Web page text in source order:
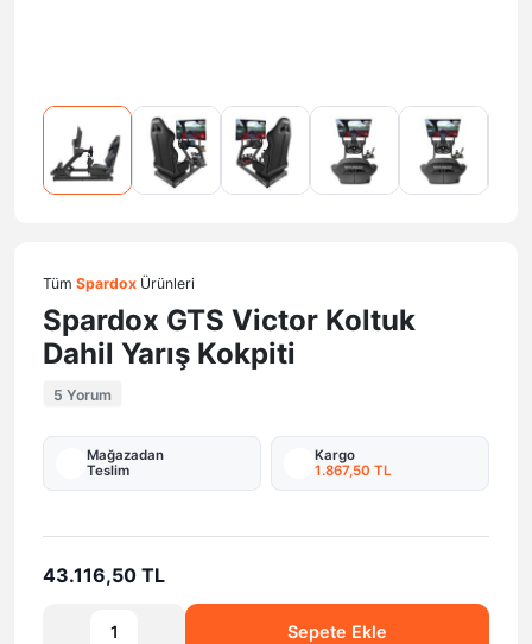
Tüm Spardox Ürünleri
Spardox GTS Victor Koltuk
Dahil Yarış Kokpiti
5 Yorum
Mağazadan
Teslim
Kargo
1.867,50 TL
43.116,50 TL
Sepete Ekle